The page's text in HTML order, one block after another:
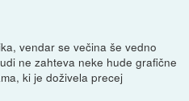
vendar se večina še vedno
ne zahteva neke hude grafične
ki je doživela precej